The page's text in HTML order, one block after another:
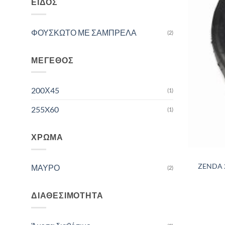
ΕΊΔΟΣ
ΦΟΥΣΚΩΤΟ ΜΕ ΣΑΜΠΡΕΛΑ (2)
ΜΈΓΕΘΟΣ
200Χ45 (1)
255X60 (1)
ΧΡΏΜΑ
ΜΑΥΡΟ (2)
ΔΙΑΘΕΣΙΜΌΤΗΤΑ
ZENDA